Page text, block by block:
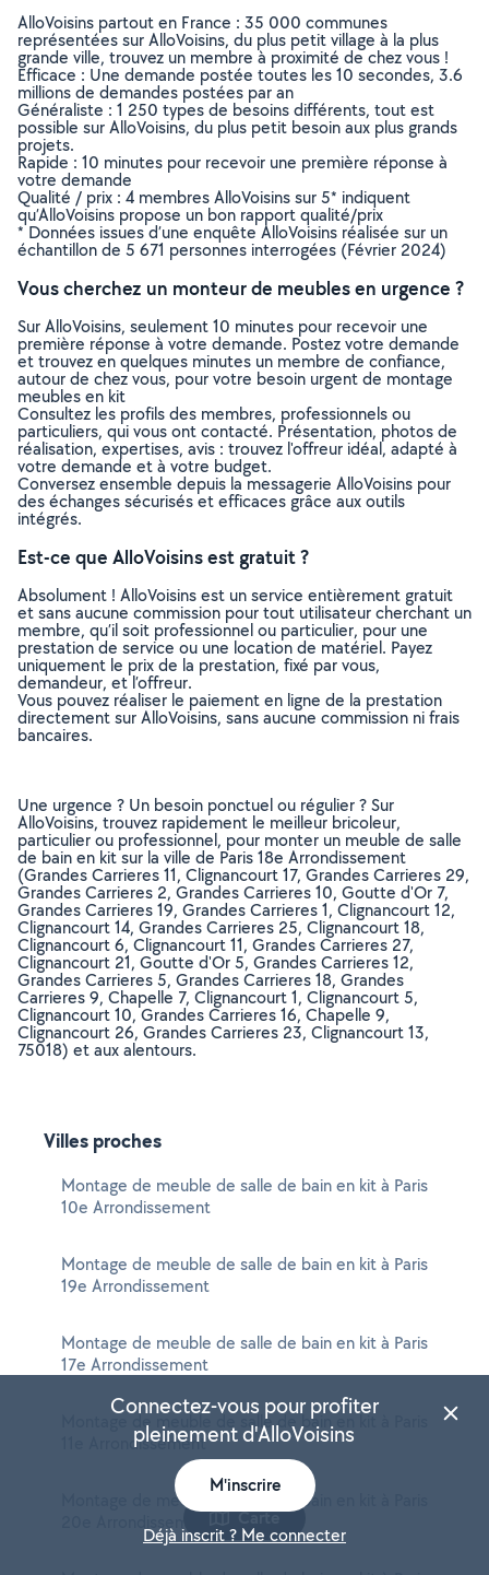
AlloVoisins partout en France : 35 000 communes
représentées sur AlloVoisins, du plus petit village à la plus
grande ville, trouvez un membre à proximité de chez vous !
Efficace : Une demande postée toutes les 10 secondes, 3.6
millions de demandes postées par an
Généraliste : 1 250 types de besoins différents, tout est
possible sur AlloVoisins, du plus petit besoin aux plus grands
projets.
Rapide : 10 minutes pour recevoir une première réponse à
votre demande
Qualité / prix : 4 membres AlloVoisins sur 5* indiquent
qu’AlloVoisins propose un bon rapport qualité/prix
* Données issues d’une enquête AlloVoisins réalisée sur un
échantillon de 5 671 personnes interrogées (Février 2024)
Vous cherchez un monteur de meubles en urgence ?
Sur AlloVoisins, seulement 10 minutes pour recevoir une
première réponse à votre demande. Postez votre demande
et trouvez en quelques minutes un membre de confiance,
autour de chez vous, pour votre besoin urgent de montage
meubles en kit
Consultez les profils des membres, professionnels ou
particuliers, qui vous ont contacté. Présentation, photos de
réalisation, expertises, avis : trouvez l'offreur idéal, adapté à
votre demande et à votre budget.
Conversez ensemble depuis la messagerie AlloVoisins pour
des échanges sécurisés et efficaces grâce aux outils
intégrés.
Est-ce que AlloVoisins est gratuit ?
Absolument ! AlloVoisins est un service entièrement gratuit
et sans aucune commission pour tout utilisateur cherchant un
membre, qu’il soit professionnel ou particulier, pour une
prestation de service ou une location de matériel. Payez
uniquement le prix de la prestation, fixé par vous,
demandeur, et l’offreur.
Vous pouvez réaliser le paiement en ligne de la prestation
directement sur AlloVoisins, sans aucune commission ni frais
bancaires.
Une urgence ? Un besoin ponctuel ou régulier ? Sur
AlloVoisins, trouvez rapidement le meilleur bricoleur,
particulier ou professionnel, pour monter un meuble de salle
de bain en kit sur la ville de Paris 18e Arrondissement
(Grandes Carrieres 11, Clignancourt 17, Grandes Carrieres 29,
Grandes Carrieres 2, Grandes Carrieres 10, Goutte d'Or 7,
Grandes Carrieres 19, Grandes Carrieres 1, Clignancourt 12,
Clignancourt 14, Grandes Carrieres 25, Clignancourt 18,
Clignancourt 6, Clignancourt 11, Grandes Carrieres 27,
Clignancourt 21, Goutte d'Or 5, Grandes Carrieres 12,
Grandes Carrieres 5, Grandes Carrieres 18, Grandes
Carrieres 9, Chapelle 7, Clignancourt 1, Clignancourt 5,
Clignancourt 10, Grandes Carrieres 16, Chapelle 9,
Clignancourt 26, Grandes Carrieres 23, Clignancourt 13,
75018) et aux alentours.
Villes proches
Montage de meuble de salle de bain en kit à Paris
10e Arrondissement
Montage de meuble de salle de bain en kit à Paris
19e Arrondissement
Montage de meuble de salle de bain en kit à Paris
17e Arrondissement
Montage de meuble de salle de bain en kit à Paris
11e Arrondissement
Montage de meuble de salle de bain en kit à Paris
Carte
Connectez-vous pour profiter
pleinement d'AlloVoisins
M'inscrire
Déjà inscrit ? Me connecter